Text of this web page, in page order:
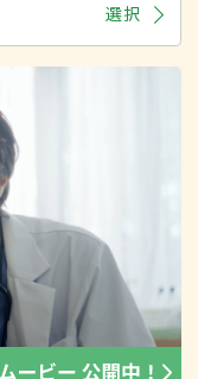
選択